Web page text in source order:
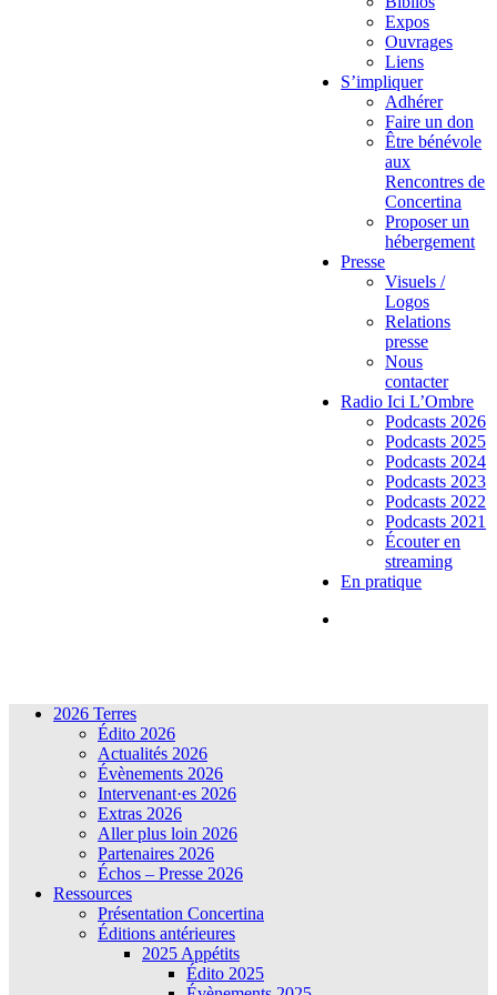
Expos
Ouvrages
Liens
S’impliquer
Adhérer
Faire un don
Être bénévole
aux
Rencontres de
Concertina
Proposer un
hébergement
Presse
Visuels /
Logos
Relations
presse
Nous
contacter
Radio Ici L’Ombre
Podcasts 2026
Podcasts 2025
Podcasts 2024
Podcasts 2023
Podcasts 2022
Podcasts 2021
Écouter en
streaming
En pratique
2026 Terres
Édito 2026
Actualités 2026
Évènements 2026
Intervenant·es 2026
Extras 2026
Aller plus loin 2026
Partenaires 2026
Échos – Presse 2026
Ressources
Présentation Concertina
Éditions antérieures
2025 Appétits
Édito 2025